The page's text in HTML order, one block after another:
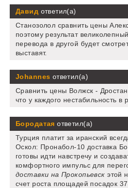
Давид ответил(а)
Станозолол сравнить цены
поэтому результат
перевода в другой будет
выставят.
Johannes ответил(а)
Сравнить цены Волжск -
что у каждого нестабильность в
Бородатая ответил(а)
Турция платит за иранский
Оскол: Пронабол-10 доставка
готовы идти навстречу и
комфортного импульс для
доставки на Прокопьевск этой
счет роста площадей посадок